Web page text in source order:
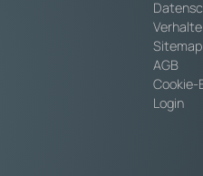
Sitemap
AGB
Cookie-
Login